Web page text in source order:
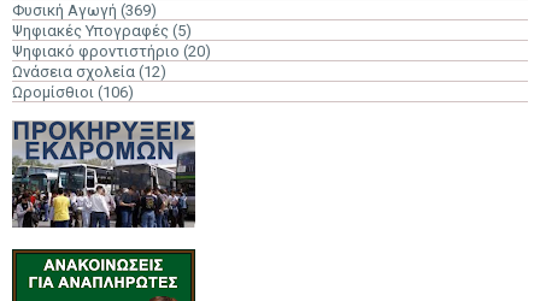
Φυσική Αγωγή (369)
Ψηφιακές Υπογραφές (5)
Ψηφιακό φροντιστήριο (20)
Ωνάσεια σχολεία (12)
Ωρομίσθιοι (106)